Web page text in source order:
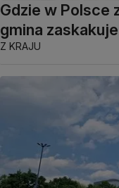
Gdzie w Polsce
gmina zaskakuje
Z KRAJU